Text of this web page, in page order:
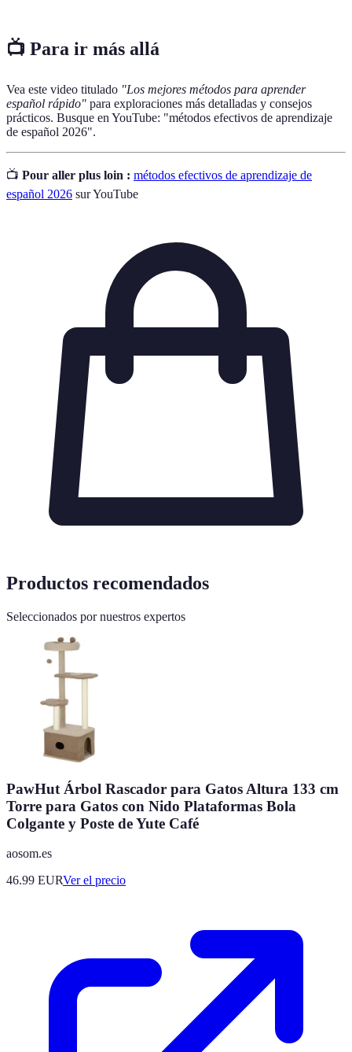
📺 Para ir más allá
Vea este video titulado "Los mejores métodos para aprender
español rápido" para exploraciones más detalladas y consejos
prácticos. Busque en YouTube: "métodos efectivos de aprendizaje
de español 2026".
📺 Pour aller plus loin : métodos efectivos de aprendizaje de
español 2026 sur YouTube
Productos recomendados
Seleccionados por nuestros expertos
PawHut Árbol Rascador para Gatos Altura 133 cm
Torre para Gatos con Nido Plataformas Bola
Colgante y Poste de Yute Café
aosom.es
46.99 EURVer el precio